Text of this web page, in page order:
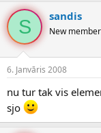
S sandis
New member
6. Janvāris 2008
nu tur tak vis
sjo